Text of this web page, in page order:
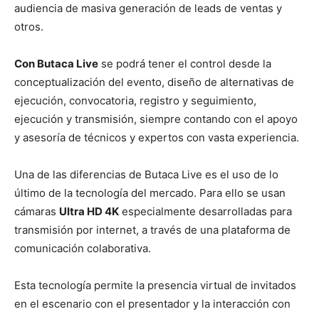
audiencia de masiva generación de leads de ventas y
otros.
Con Butaca Live se podrá tener el control desde la
conceptualización del evento, diseño de alternativas de
ejecución, convocatoria, registro y seguimiento,
ejecución y transmisión, siempre contando con el apoyo
y asesoría de técnicos y expertos con vasta experiencia.
Una de las diferencias de Butaca Live es el uso de lo
último de la tecnología del mercado. Para ello se usan
cámaras Ultra HD 4K especialmente desarrolladas para
transmisión por internet, a través de una plataforma de
comunicación colaborativa.
Esta tecnología permite la presencia virtual de invitados
en el escenario con el presentador y la interacción con